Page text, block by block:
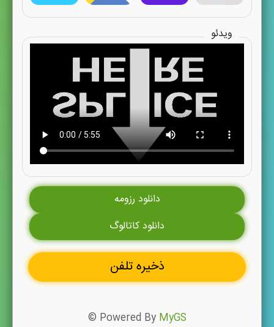
ویدئو
دانلود رزومه
دانلود کاتالوگ
ذخیره تلفن
© Powered By MyGS